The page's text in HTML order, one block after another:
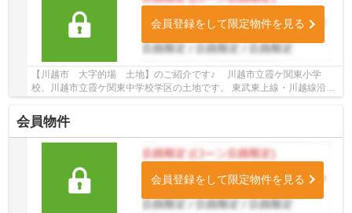
会員登録をして限定物件を見る
【川越市 大字的場 土地】のご紹介です♪ 川越市立霞ケ関東小学
校、川越市立霞ケ関東中学校学区の土地です。 東武東上線・川越線沿線
会員物件
会員登録をして限定物件を見る